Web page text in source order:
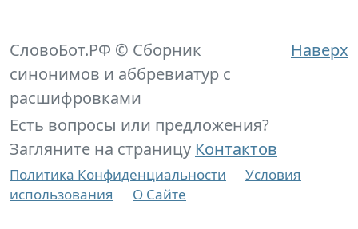
Наверх
СловоБот.РФ © Сборник
синонимов и аббревиатур с
расшифровками
Есть вопросы или предложения?
Загляните на страницу Контактов
Политика Конфиденциальности
Условия
использования
О Сайте